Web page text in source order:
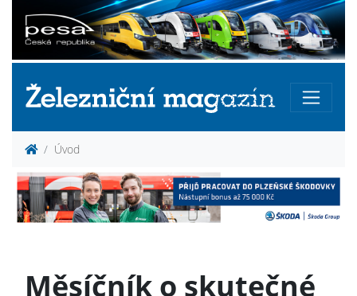
Úvod
Měsíčník o skutečné